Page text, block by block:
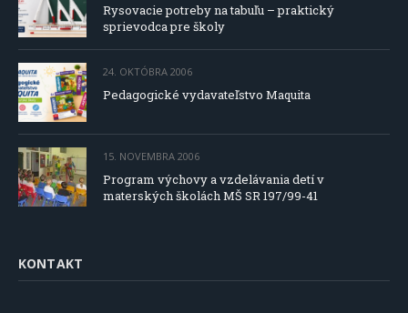
Rysovacie potreby na tabuľu – praktický
sprievodca pre školy
24. OKTÓBRA 2006
Pedagogické vydavateľstvo Maquita
15. NOVEMBRA 2006
Program výchovy a vzdelávania detí v
materských školách MŠ SR 197/99-41
KONTAKT